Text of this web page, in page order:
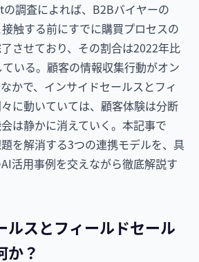
調査によれば、B2Bバイヤーの
触する前にすでに購買プロセスの
させており、その割合は2022年比
いる。顧客の情報収集行動がオン
かで、インサイドセールスとフィ
に動いていては、顧客体験は分断
は静かに消えていく。本記事で
を解消する3つの連携モデルを、具
活用事例を交えながら徹底解説す
ルスとフィールドセール
か？